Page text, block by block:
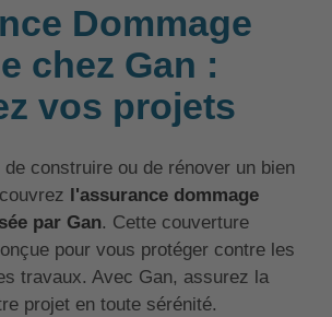
Dommage
chez Gan :
vos projets
construire ou de rénover un bien
l'assurance dommage
par Gan. Cette couverture
pour vous protéger contre les
travaux. Avec Gan, assurez la
projet en toute sérénité.